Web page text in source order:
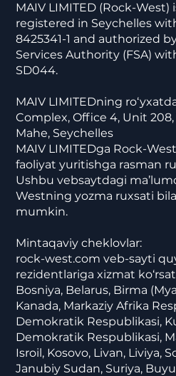
MAIV LIMITED (Rock-West)
registered in Seychelles
8425341-1 and authorized
Services Authority (FSA)
SD044.
MAIV LIMITEDning
Complex, Office 4, Unit 208,
Mahe, Seychelles
MAIV LIMITEDga Rock-
faoliyat yuritishga rasman
Ushbu vebsaytdagi
Westning yozma ruxsati
mumkin.
Mintaqaviy cheklovlar:
rock-west.com veb-sayti
rezidentlariga xizmat
Bosniya, Belarus, Birma
Kanada, Markaziy Afrika
Demokratik Respublikasi,
Demokratik Respublikasi,
Isroil, Kosovo, Livan, Liviya,
Janubiy Sudan, Suriya,